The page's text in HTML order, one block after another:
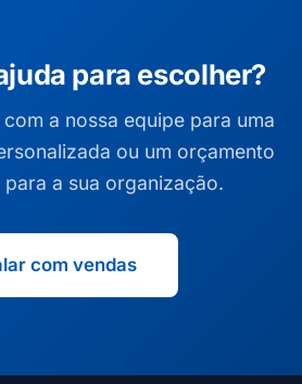
para escolher?
a nossa equipe para uma
ou um orçamento
a sua organização.
com vendas